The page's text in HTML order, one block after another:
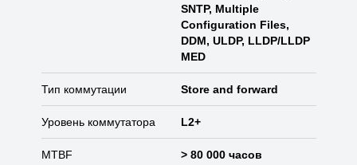
SNTP, Multiple
Configuration Files,
DDM, ULDP, LLDP/LLDP
MED
Тип коммутации Store and forward
Уровень коммутатора L2+
MTBF > 80 000 часов